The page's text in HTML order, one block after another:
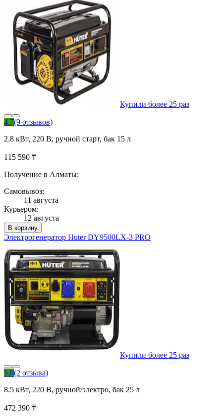
Купили более 25 раз
4.7(9 отзывов)
2.8 кВт, 220 В, ручной старт, бак 15 л
115 590 ₸
Получение в Алматы:
Самовывоз:
11 августа
Курьером:
12 августа
В корзину
Электрогенератор Huter DY9500LX-3 PRO
Купили более 25 раз
5.0(2 отзыва)
8.5 кВт, 220 В, ручной/электро, бак 25 л
472 390 ₸